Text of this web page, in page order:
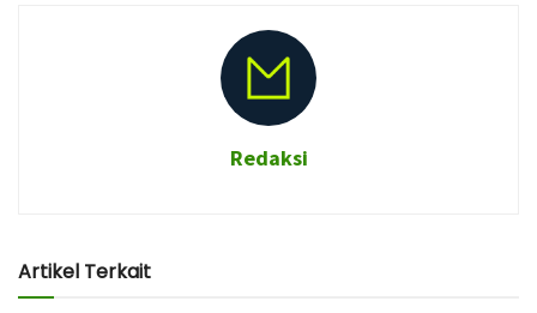
Redaksi
Artikel Terkait